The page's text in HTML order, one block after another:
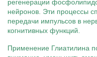
регенерации
нейронов. Эти процессы
передачи импульсов в
когнитивных функций.
Применение Глиатилина